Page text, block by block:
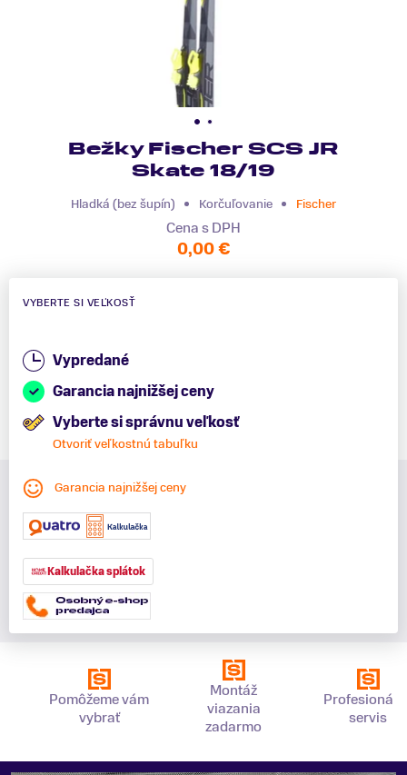
Bežky Fischer SCS JR
Skate 18/19
Hladká (bez šupín) Korčuľovanie Fischer
Cena s DPH
0,00 €
VYBERTE SI VEĽKOSŤ
Vypredané
Garancia najnižšej ceny
Vyberte si správnu veľkosť
Otvoriť veľkostnú tabuľku
Garancia najnižšej ceny
Kalkulačka splátok
Pomôžeme vám
vybrať
Montáž
viazania
zadarmo
servis